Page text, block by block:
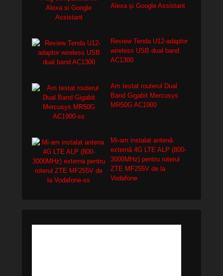
Alexa și Google Assistant
Review Tenda U12-adaptor
wireless USB dual band
AC1300
Am testat routerul Dual
Band Gigabit Mercusys
MR50G AC1900
Mi-am instalat antenă
externă 4G LTE ALP (800-
3000MHz) pentru roterul
ZTE MF255V de la
Vodafone